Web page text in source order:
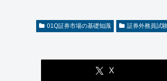
01Q証券市場の基礎知識 証券外務員試
X